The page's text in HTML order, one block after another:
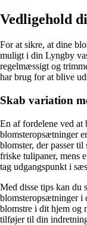
Vedligehold
For at sikre, at dine
muligt i din Lyngby
regelmæssigt og
har brug for at blive
Skab variation
En af fordelene ved at
blomsteropsætninger
blomster, der passer
friske tulipaner, mens
tag udgangspunkt i
Med disse tips kan du
blomsteropsætninger i
blomstre i dit hjem og
tilføjer til din